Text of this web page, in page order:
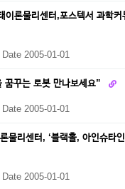
이론물리센터,포스텍서 과학
Date 2005-01-01
꿈꾸는 로봇 만나보세요”
Date 2005-01-01
물리센터, ‘블랙홀, 아인슈타
Date 2005-01-01